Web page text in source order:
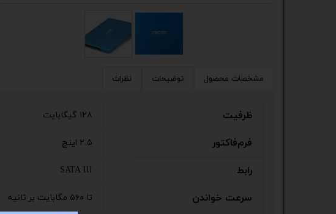
ستاپ کامل
مشخصات محصول توضیحات نظرات
ظرفیت ۱۲۸ گیگابایت
فرم‌فاکتور ۲.۵ اینچ
رابط SATA III
سرعت خواندن تا ۵۶۰ مگابایت بر ثانیه